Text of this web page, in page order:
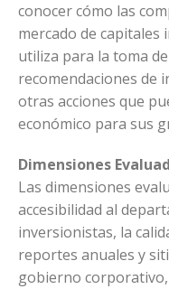
conocer cómo las
mercado de
utiliza para la toma
recomendaciones de
otras acciones que
económico para sus
Dimensiones
Las dimensiones
accesibilidad al
inversionistas, la
reportes anuales y
gobierno